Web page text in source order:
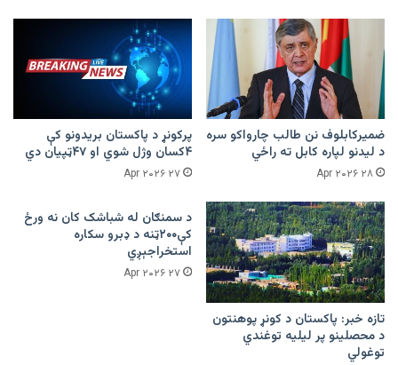
ضمیرکابلوف نن طالب چارواکو سره
د لیدنو لپاره کابل ته راځي
۲۸ Apr ۲۰۲۶
پرکونړ د پاکستان بریدونو کې
۴کسان وژل شوي او ۴۷ټپیان دي
۲۷ Apr ۲۰۲۶
تازه خبر: پاکستان د کونړ پوهنتون
د محصلینو پر لیلیه توغندي
توغولي
د سمنګان له شباشک کان نه ورځ
کې۲۰۰ټنه د ډبرو سکاره
استخراجېږي
۲۷ Apr ۲۰۲۶